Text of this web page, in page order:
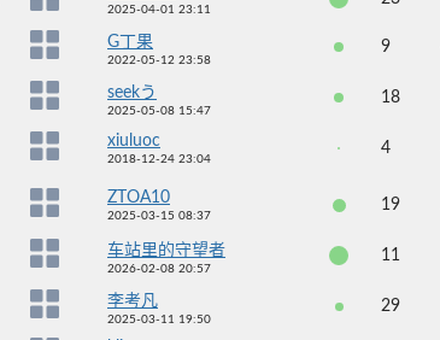
2025-04-01 23:11
G丁果
2022-05-12 23:58
9
seekう
2025-05-08 15:47
18
xiuluoc
2018-12-24 23:04
4
ZTOA10
2025-03-15 08:37
19
车站里的守望者
2026-02-08 20:57
11
李考凡
2025-03-11 19:50
29